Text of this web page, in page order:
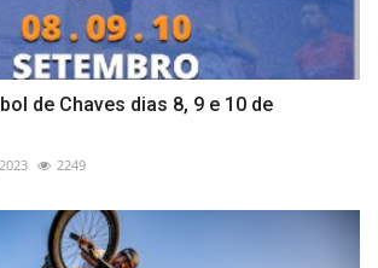
de Chaves dias 8, 9 e 10 de
2249